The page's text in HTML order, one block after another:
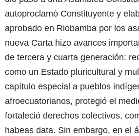
autoproclamó Constituyente y
aprobado en Riobamba por los
nueva Carta hizo avances
de tercera y cuarta generación:
como un Estado pluricultural y
capítulo especial a pueblos
afroecuatorianos, protegió el
fortaleció derechos colectivos,
habeas data. Sin embargo, en el